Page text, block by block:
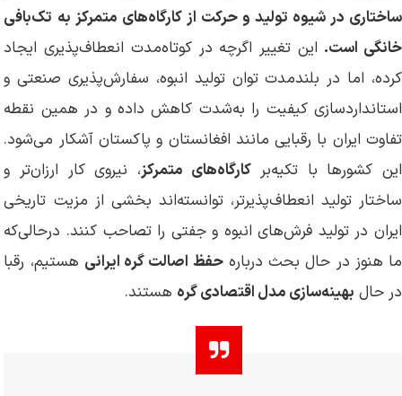
ساختاری در شیوه تولید و حرکت از کارگاه‌های متمرکز به تک‌بافی
خانگی است. این تغییر اگرچه در کوتاه‌مدت انعطاف‌پذیری ایجاد
کرده، اما در بلندمدت توان تولید انبوه، سفارش‌پذیری صنعتی و
استانداردسازی کیفیت را به‌شدت کاهش داده و در همین نقطه
تفاوت ایران با رقبایی مانند افغانستان و پاکستان آشکار می‌شود.
این کشورها با تکیه‌برکارگاه‌های متمرکز، نیروی کار ارزان‌تر و
ساختار تولید انعطاف‌پذیرتر، توانسته‌اند بخشی از مزیت تاریخی
ایران در تولید فرش‌های انبوه و جفتی را تصاحب کنند. درحالی‌که
ما هنوز در حال بحث دربارهحفظ اصالت گره ایرانی هستیم، رقبا
در حال بهینه‌سازی مدل اقتصادی گره هستند.